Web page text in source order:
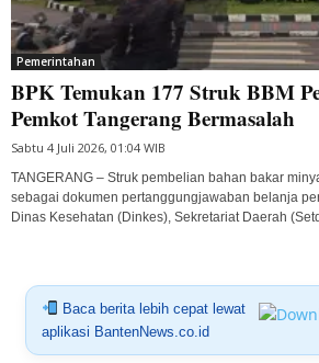
Pemerintahan
BPK Temukan 177 Struk BBM
Pemkot Tangerang Bermasalah
Sabtu 4 Juli 2026, 01:04 WIB
TANGERANG – Struk pembelian bahan bakar
sebagai dokumen pertanggungjawaban belanja
Dinas Kesehatan (Dinkes), Sekretariat Daerah
Baca berita lebih cepat lewat
aplikasi BantenNews.co.id